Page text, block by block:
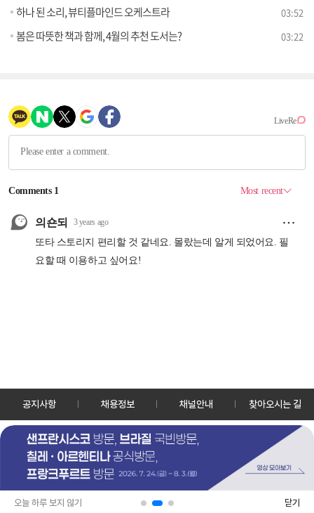
오늘 하루 보지 않기 닫기
하나 된 소리, 뷰티플마인드 오케스트라 03:52
봄은 따뜻한 책과 함께, 4월의 추천 도서는? 03:22
공지사항 채용정보 채널안내 찾아오시는 길
30128 세종특별자치시 정부2청사로 13 한국정책방송원 KTV
TEL: 044-204-8000
Copyrightⓒ KTV 국민방송 All Rights Reserved.